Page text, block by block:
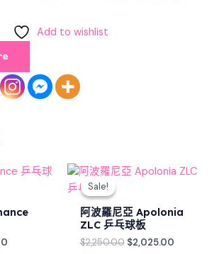
Add to wishlist
Current
Sale!
Sale!
阿波羅尼亞 Apolonia
ZLC 乒乓球板
$2,250.00
Original
price
$2,250.00.
$2,025.00
Current